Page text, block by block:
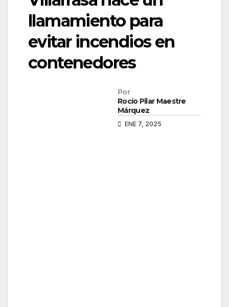
llamamiento para
evitar incendios en
contenedores
Por
Rocío Pilar Maestre
Márquez
ENE 7, 2025